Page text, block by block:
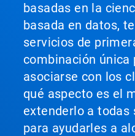
basadas en la
basada en datos,
servicios de
combinación única
asociarse con los
qué aspecto es el
extenderlo a todas
para ayudarles a